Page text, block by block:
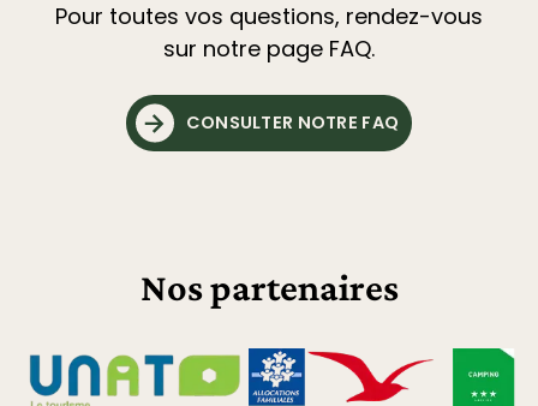
Pour toutes vos questions, rendez-vous
sur notre page FAQ.
CONSULTER NOTRE FAQ
Nos partenaires